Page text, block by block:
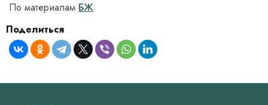
По материалам БЖ
Поделиться